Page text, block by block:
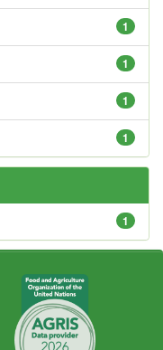
1
1
1
1
1